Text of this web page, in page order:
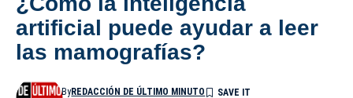
artificial puede ayudar a leer
las mamografías?
ByREDACCIÓN DE ÚLTIMO MINUTO